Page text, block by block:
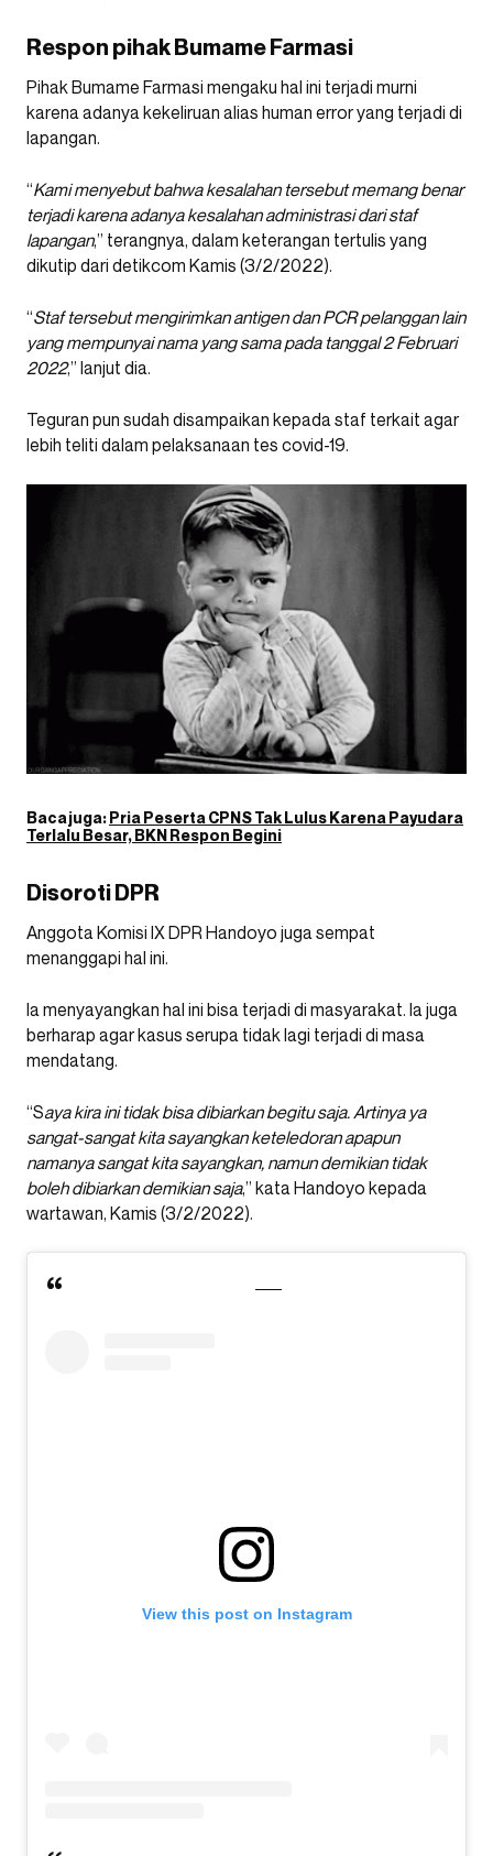
Respon pihak Bumame Farmasi
Pihak Bumame Farmasi mengaku hal ini terjadi murni
karena adanya kekeliruan alias human error yang terjadi di
lapangan.
“Kami menyebut bahwa kesalahan tersebut memang benar
terjadi karena adanya kesalahan administrasi dari staf
lapangan,” terangnya, dalam keterangan tertulis yang
dikutip dari detikcom Kamis (3/2/2022).
“Staf tersebut mengirimkan antigen dan PCR pelanggan lain
yang mempunyai nama yang sama pada tanggal 2 Februari
2022,” lanjut dia.
Teguran pun sudah disampaikan kepada staf terkait agar
lebih teliti dalam pelaksanaan tes covid-19.
Baca juga:Pria Peserta CPNS Tak Lulus Karena Payudara
Terlalu Besar, BKN Respon Begini
Disoroti DPR
Anggota Komisi IX DPR Handoyo juga sempat
menanggapi hal ini.
Ia menyayangkan hal ini bisa terjadi di masyarakat. Ia juga
berharap agar kasus serupa tidak lagi terjadi di masa
mendatang.
“Saya kira ini tidak bisa dibiarkan begitu saja. Artinya ya
sangat-sangat kita sayangkan keteledoran apapun
namanya sangat kita sayangkan, namun demikian tidak
boleh dibiarkan demikian saja,” kata Handoyo kepada
wartawan, Kamis (3/2/2022).
View this post on Instagram